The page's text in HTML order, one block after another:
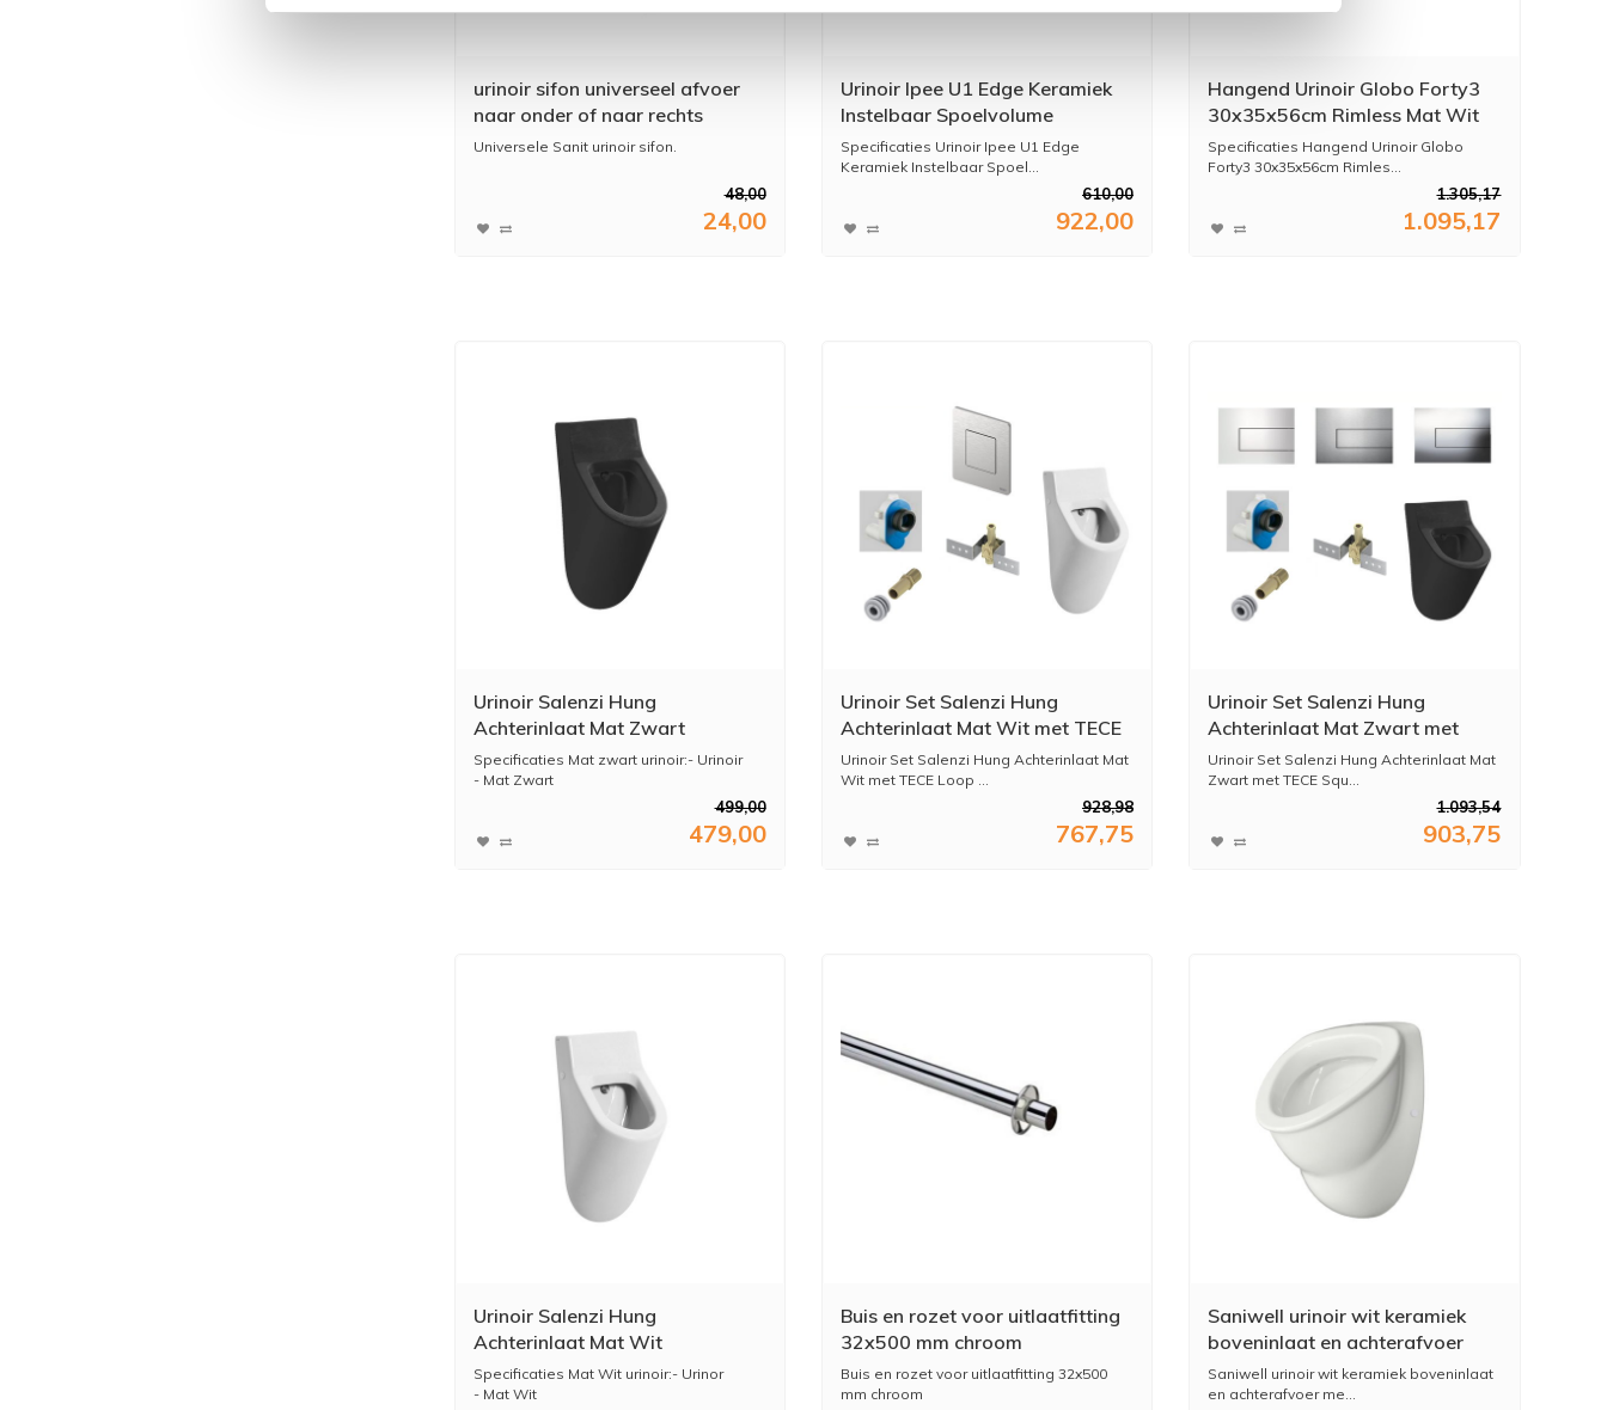
urinoir sifon universeel afvoer
naar onder of naar rechts
Universele Sanit urinoir sifon.
48,00
24,00
Urinoir Ipee U1 Edge Keramiek
Instelbaar Spoelvolume
Achterinlaat 6V 58x37x35 cm
Wit
Specificaties Urinoir Ipee U1 Edge
Keramiek Instelbaar Spoel...
610,00
922,00
Hangend Urinoir Globo Forty3
30x35x56cm Rimless Mat Wit
Specificaties Hangend Urinoir Globo
Forty3 30x35x56cm Rimles...
1.305,17
1.095,17
Urinoir Salenzi Hung
Achterinlaat Mat Zwart
Specificaties Mat zwart urinoir:- Urinoir
- Mat Zwart
499,00
479,00
Urinoir Set Salenzi Hung
Achterinlaat Mat Wit met TECE
Solid Drukplaat Metaal
Urinoir Set Salenzi Hung Achterinlaat Mat
Wit met TECE Loop ...
928,98
767,75
Urinoir Set Salenzi Hung
Achterinlaat Mat Zwart met
TECE Square Drukplaat Metaal
Urinoir Set Salenzi Hung Achterinlaat Mat
Zwart met TECE Squ...
1.093,54
903,75
Urinoir Salenzi Hung
Achterinlaat Mat Wit
Specificaties Mat Wit urinoir:- Urinor
- Mat Wit
Buis en rozet voor uitlaatfitting
32x500 mm chroom
Buis en rozet voor uitlaatfitting 32x500
mm chroom
Saniwell urinoir wit keramiek
boveninlaat en achterafvoer
met sifon
Saniwell urinoir wit keramiek boveninlaat
en achterafvoer me...